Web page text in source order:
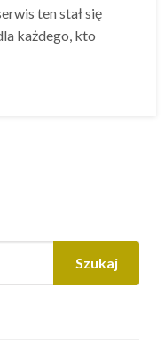
ten stał się
każdego, kto
Szukaj